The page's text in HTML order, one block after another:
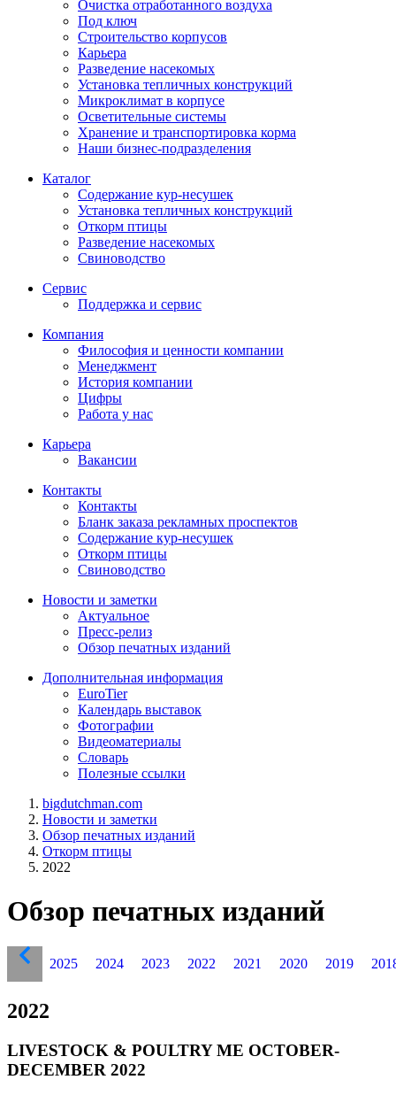
Очистка отработанного воздуха
Под ключ
Строительство корпусов
Карьера
Разведение насекомых
Установка тепличных конструкций
Микроклимат в корпусе
Осветительные системы
Хранение и транспортировка корма
Наши бизнес-подразделения
Каталог
Содержание кур-несушек
Установка тепличных конструкций
Откорм птицы
Разведение насекомых
Свиноводство
Сервис
Поддержка и сервис
Компания
Философия и ценности компании
Менеджмент
История компании
Цифры
Работа у нас
Карьера
Вакансии
Контакты
Контакты
Бланк заказа рекламных проспектов
Содержание кур-несушек
Откорм птицы
Свиноводство
Новости и заметки
Актуальное
Пресс-релиз
Обзор печатных изданий
Дополнительная информация
EuroTier
Календарь выставок
Фотографии
Видеоматериалы
Словарь
Полезные ссылки
bigdutchman.com
Новости и заметки
Обзор печатных изданий
Откорм птицы
2022
Обзор печатных изданий
2025 2024 2023 2022 2021 2020 2019
2022
LIVESTOCK & POULTRY ME OCTOBER-
DECEMBER 2022